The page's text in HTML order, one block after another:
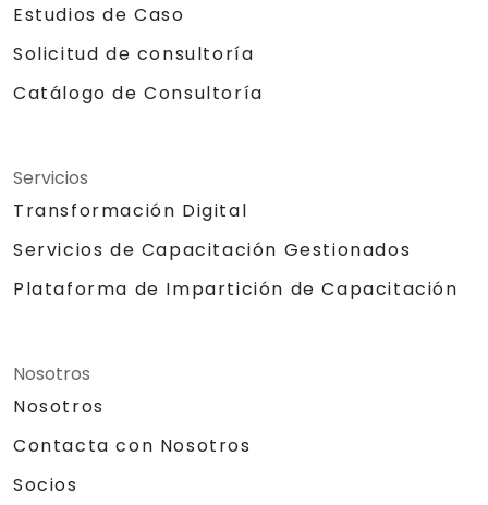
Estudios de Caso
Solicitud de consultoría
Catálogo de Consultoría
Servicios
Transformación Digital
Servicios de Capacitación Gestionados
Plataforma de Impartición de Capacitación
Nosotros
Nosotros
Contacta con Nosotros
Socios